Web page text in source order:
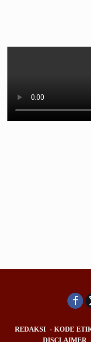
REDAKSI KODE
DISCLAIMER